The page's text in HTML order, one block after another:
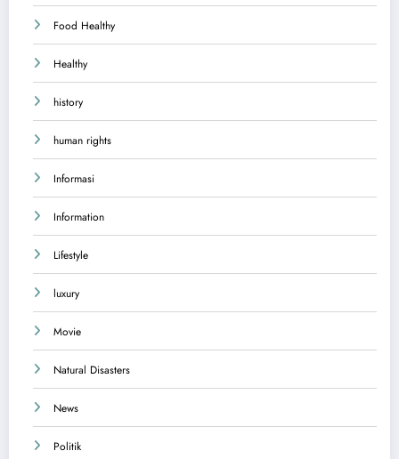
Food Healthy
Healthy
history
human rights
Informasi
Information
Lifestyle
luxury
Movie
Natural Disasters
News
Politik